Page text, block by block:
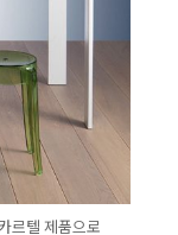
르텔 제품으로